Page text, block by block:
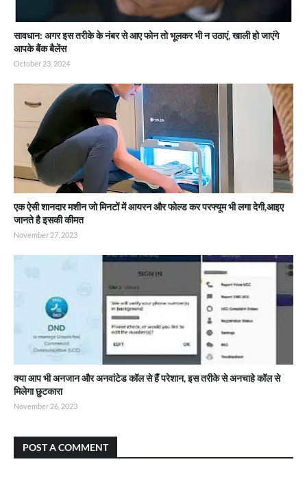
सावधान: अगर इस तरीके के नंबर से आए फोन तो भूलकर भी न उठाएं, खाली हो जाएंगे
आपके बैंक बैलेंस
October 23, 2024
एक ऐसी शानदार मशीन जो मिनटों में आयरन और फोल्ड कर परफ्यूम भी लगा देगी,आइए
जानते है इसकी कीमत
November 27, 2023
क्या आप भी अनजान और अनवांटेड कॉल से हैं परेशान, इस तरीके से अनचाहे कॉल से
मिलेगा छुटकारा
November 26, 2023
POST A COMMENT